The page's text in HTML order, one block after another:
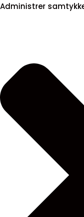
Administrer